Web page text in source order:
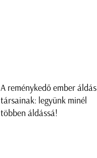
A reménykedő ember áldás
társainak: legyünk minél
többen áldássá!